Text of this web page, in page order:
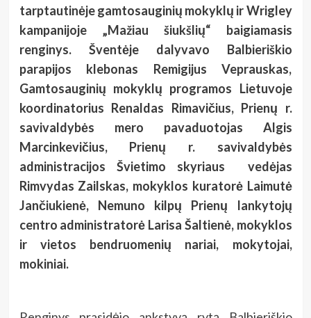
tarptautinėje gamtosauginių mokyklų ir Wrigley
kampanijoje „Mažiau šiukšlių“ baigiamasis
renginys. Šventėje dalyvavo Balbieriškio
parapijos klebonas Remigijus Veprauskas,
Gamtosauginių mokyklų programos Lietuvoje
koordinatorius Renaldas Rimavičius, Prienų r.
savivaldybės mero pavaduotojas Algis
Marcinkevičius, Prienų r. savivaldybės
administracijos Švietimo skyriaus vedėjas
Rimvydas Zailskas, mokyklos kuratorė Laimutė
Jančiukienė, Nemuno kilpų Prienų lankytojų
centro administratorė Larisa Šaltienė, mokyklos
ir vietos bendruomenių nariai, mokytojai,
mokiniai.